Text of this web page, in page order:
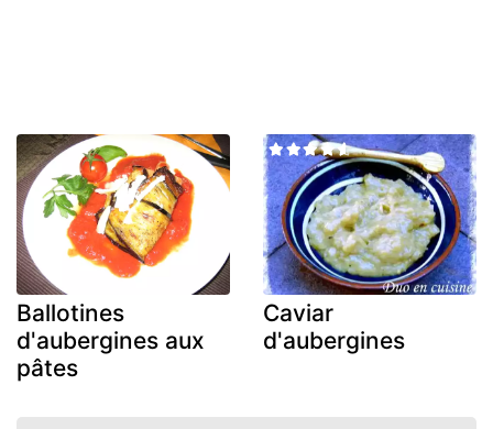
Ballotines
d'aubergines aux
pâtes
Caviar
d'aubergines